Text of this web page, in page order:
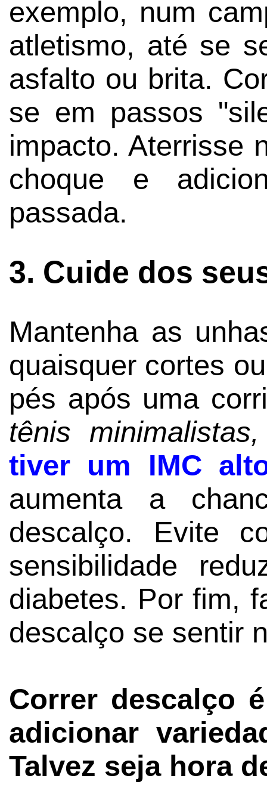
exemplo, num
atletismo, até se
asfalto ou brita.
se em passos
impacto. Aterrisse
choque e
passada.
3. Cuide dos
Mantenha as
quaisquer cortes
pés após uma
tênis minimalistas,
tiver um IMC
aumenta a
descalço. Evite
sensibilidade
diabetes. Por fim,
descalço se sentir
Correr descalço
adicionar
Talvez seja hora